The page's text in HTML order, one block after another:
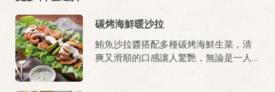
碳烤海鮮暖沙拉
鮪魚沙拉醬搭配多種碳烤海鮮生菜，清
爽又滑順的口感讓人驚艷，無論是一人